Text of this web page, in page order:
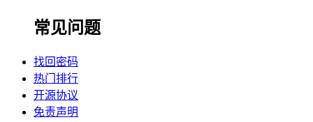
常见问题
找回密码
热门排行
开源协议
免责声明